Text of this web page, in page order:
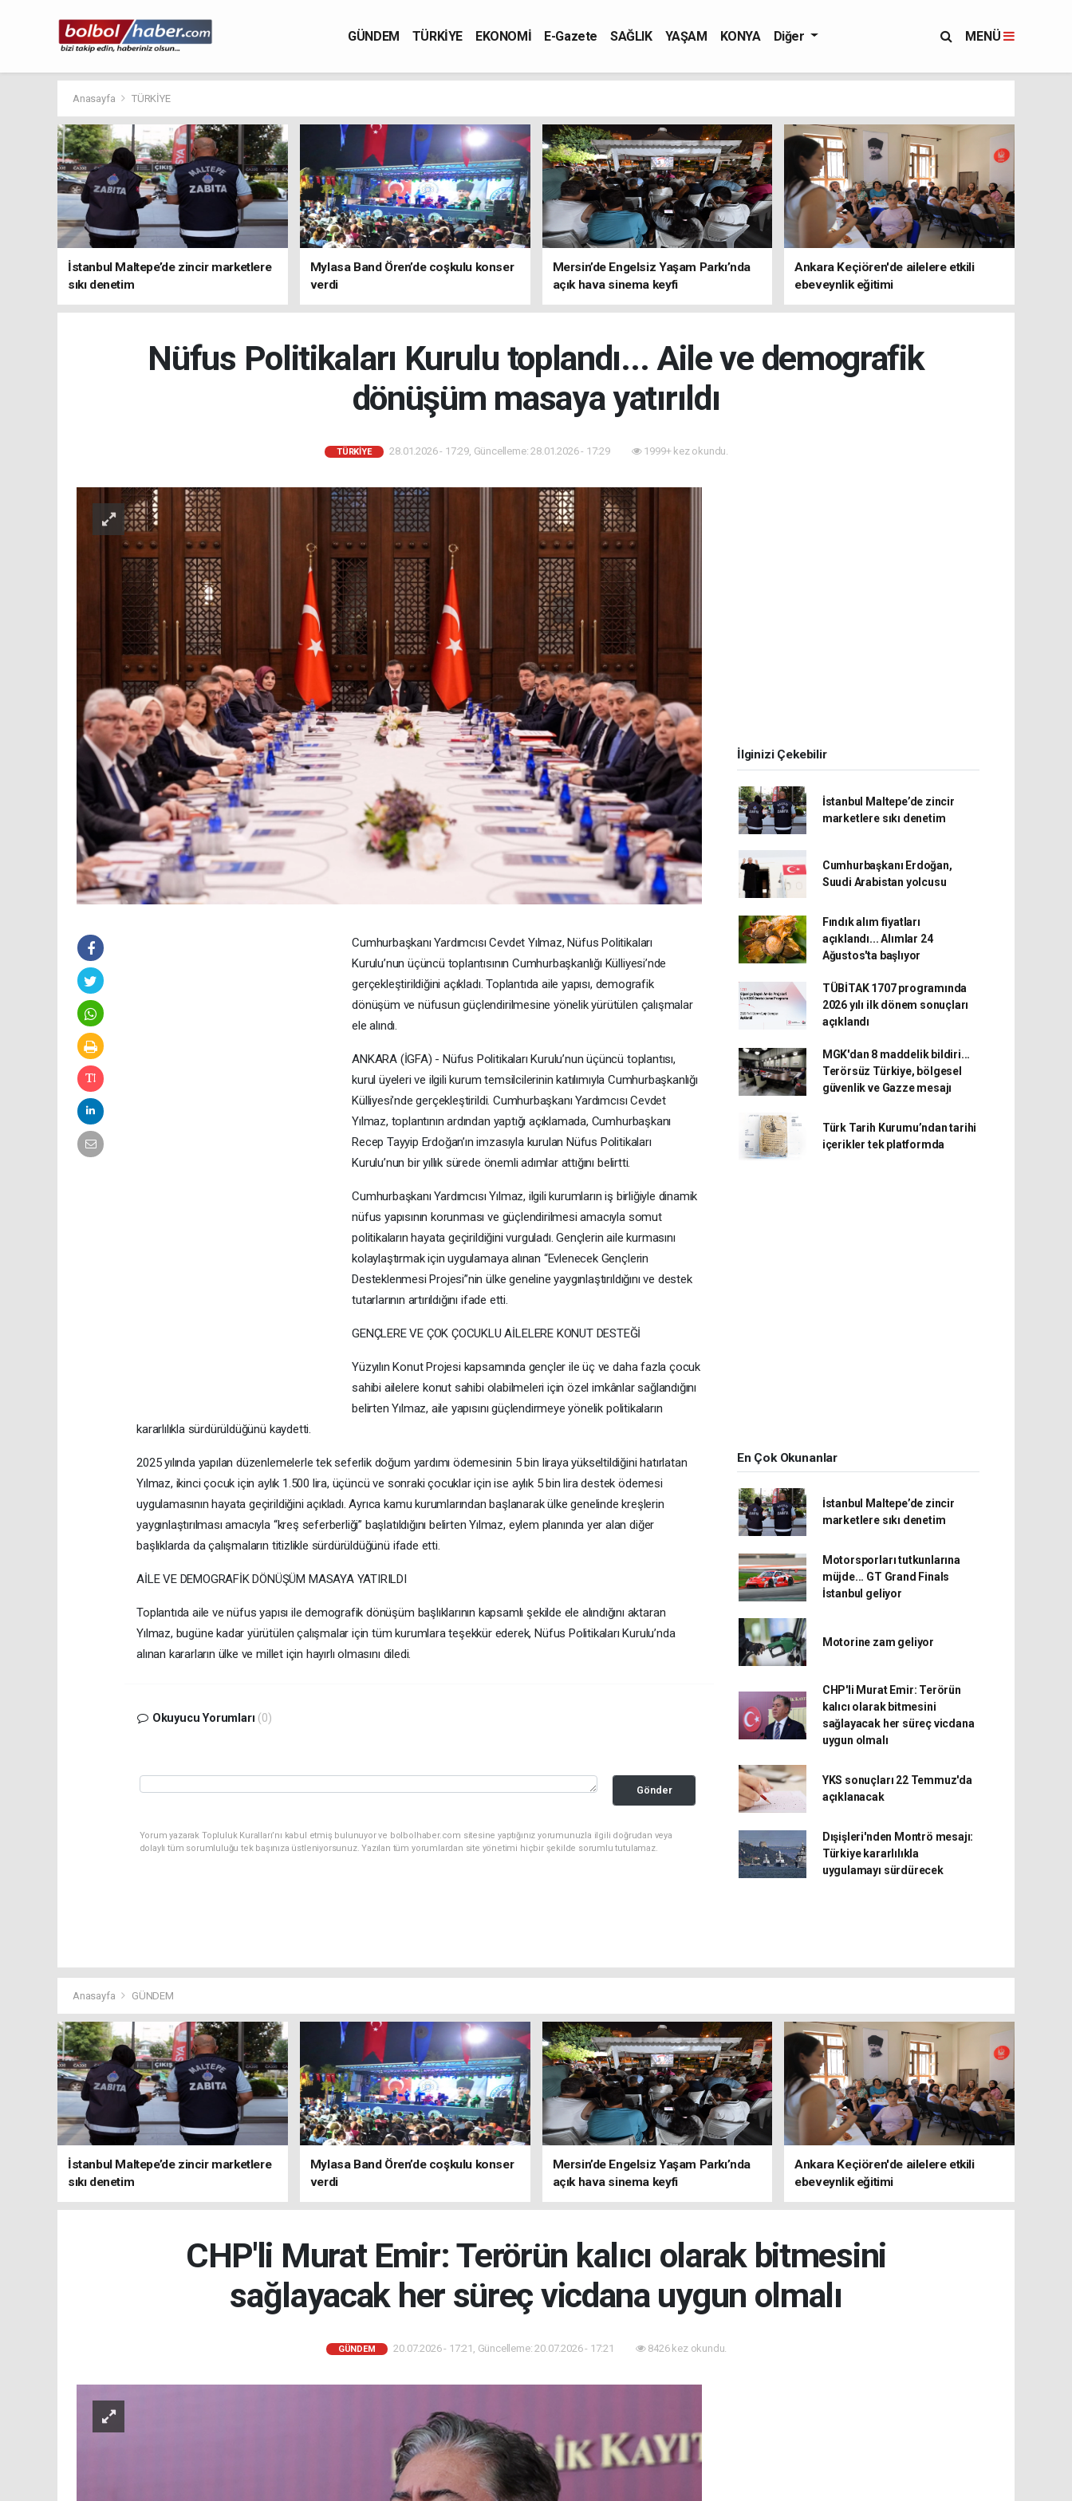
GÜNDEM TÜRKİYE EKONOMİ E-Gazete SAĞLIK YAŞAM KONYA Diğer MENÜ
Anasayfa TÜRKİYE
İstanbul Maltepe’de zincir marketlere
sıkı denetim
Mylasa Band Ören’de coşkulu konser
verdi
Mersin’de Engelsiz Yaşam Parkı’nda
açık hava sinema keyfi
Ankara Keçiören'de ailelere etkili
ebeveynlik eğitimi
Nüfus Politikaları Kurulu toplandı... Aile ve demografik
dönüşüm masaya yatırıldı
TÜRKİYE 28.01.2026 - 17:29, Güncelleme: 28.01.2026 - 17:29 1999+ kez okundu.
Cumhurbaşkanı Yardımcısı Cevdet Yılmaz, Nüfus Politikaları
Kurulu’nun üçüncü toplantısının Cumhurbaşkanlığı Külliyesi’nde
gerçekleştirildiğini açıkladı. Toplantıda aile yapısı, demografik
dönüşüm ve nüfusun güçlendirilmesine yönelik yürütülen çalışmalar
ele alındı.
ANKARA (İGFA) - Nüfus Politikaları Kurulu’nun üçüncü toplantısı,
kurul üyeleri ve ilgili kurum temsilcilerinin katılımıyla Cumhurbaşkanlığı
Külliyesi’nde gerçekleştirildi. Cumhurbaşkanı Yardımcısı Cevdet
Yılmaz, toplantının ardından yaptığı açıklamada, Cumhurbaşkanı
Recep Tayyip Erdoğan’ın imzasıyla kurulan Nüfus Politikaları
Kurulu’nun bir yıllık sürede önemli adımlar attığını belirtti.
Cumhurbaşkanı Yardımcısı Yılmaz, ilgili kurumların iş birliğiyle dinamik
nüfus yapısının korunması ve güçlendirilmesi amacıyla somut
politikaların hayata geçirildiğini vurguladı. Gençlerin aile kurmasını
kolaylaştırmak için uygulamaya alınan “Evlenecek Gençlerin
Desteklenmesi Projesi”nin ülke geneline yaygınlaştırıldığını ve destek
tutarlarının artırıldığını ifade etti.
GENÇLERE VE ÇOK ÇOCUKLU AİLELERE KONUT DESTEĞİ
Yüzyılın Konut Projesi kapsamında gençler ile üç ve daha fazla çocuk
sahibi ailelere konut sahibi olabilmeleri için özel imkânlar sağlandığını
belirten Yılmaz, aile yapısını güçlendirmeye yönelik politikaların
kararlılıkla sürdürüldüğünü kaydetti.
2025 yılında yapılan düzenlemelerle tek seferlik doğum yardımı ödemesinin 5 bin liraya yükseltildiğini hatırlatan
Yılmaz, ikinci çocuk için aylık 1.500 lira, üçüncü ve sonraki çocuklar için ise aylık 5 bin lira destek ödemesi
uygulamasının hayata geçirildiğini açıkladı. Ayrıca kamu kurumlarından başlanarak ülke genelinde kreşlerin
yaygınlaştırılması amacıyla “kreş seferberliği” başlatıldığını belirten Yılmaz, eylem planında yer alan diğer
başlıklarda da çalışmaların titizlikle sürdürüldüğünü ifade etti.
AİLE VE DEMOGRAFİK DÖNÜŞÜM MASAYA YATIRILDI
Toplantıda aile ve nüfus yapısı ile demografik dönüşüm başlıklarının kapsamlı şekilde ele alındığını aktaran
Yılmaz, bugüne kadar yürütülen çalışmalar için tüm kurumlara teşekkür ederek, Nüfus Politikaları Kurulu’nda
alınan kararların ülke ve millet için hayırlı olmasını diledi.
Okuyucu Yorumları (0)
Gönder
Yorum yazarak Topluluk Kuralları’nı kabul etmiş bulunuyor ve bolbolhaber.com sitesine yaptığınız yorumunuzla ilgili doğrudan veya
dolaylı tüm sorumluluğu tek başınıza üstleniyorsunuz. Yazılan tüm yorumlardan site yönetimi hiçbir şekilde sorumlu tutulamaz.
İlginizi Çekebilir
İstanbul Maltepe’de zincir
marketlere sıkı denetim
Cumhurbaşkanı Erdoğan,
Suudi Arabistan yolcusu
Fındık alım fiyatları
açıklandı... Alımlar 24
Ağustos'ta başlıyor
TÜBİTAK 1707 programında
2026 yılı ilk dönem sonuçları
açıklandı
MGK'dan 8 maddelik bildiri...
Terörsüz Türkiye, bölgesel
güvenlik ve Gazze mesajı
Türk Tarih Kurumu’ndan tarihi
içerikler tek platformda
En Çok Okunanlar
İstanbul Maltepe’de zincir
marketlere sıkı denetim
Motorsporları tutkunlarına
müjde... GT Grand Finals
İstanbul geliyor
Motorine zam geliyor
CHP'li Murat Emir: Terörün
kalıcı olarak bitmesini
sağlayacak her süreç vicdana
uygun olmalı
YKS sonuçları 22 Temmuz'da
açıklanacak
Dışişleri'nden Montrö mesajı:
Türkiye kararlılıkla
uygulamayı sürdürecek
Anasayfa GÜNDEM
İstanbul Maltepe’de zincir marketlere
sıkı denetim
Mylasa Band Ören’de coşkulu konser
verdi
Mersin’de Engelsiz Yaşam Parkı’nda
açık hava sinema keyfi
Ankara Keçiören'de ailelere etkili
ebeveynlik eğitimi
CHP'li Murat Emir: Terörün kalıcı olarak bitmesini
sağlayacak her süreç vicdana uygun olmalı
GÜNDEM 20.07.2026 - 17:21, Güncelleme: 20.07.2026 - 17:21 8426 kez okundu.